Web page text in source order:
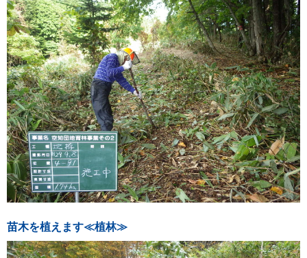
苗木を植えます≪植林≫